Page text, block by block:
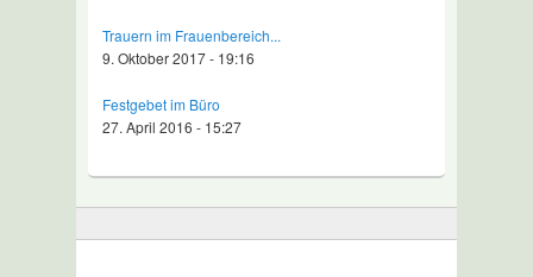
Trauern im Frauenbereich...
9. Oktober 2017 - 19:16
Festgebet im Büro
27. April 2016 - 15:27